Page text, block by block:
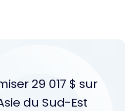
29 017 $ sur
du Sud-Est